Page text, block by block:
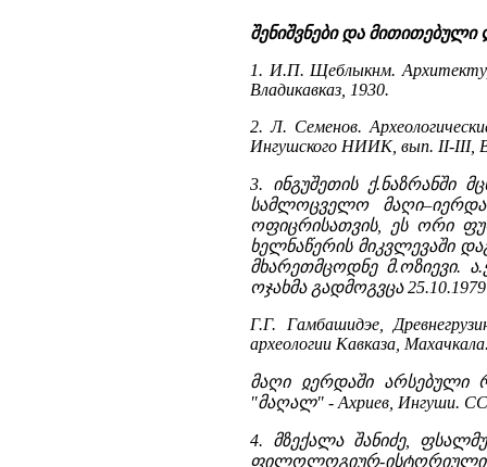
შენიშვნები და
1. И.П. Щеблыкнм.
Владикавказ, 1930.
2. Л. Семенов.
Ингушского НИИК, вып. II-III,
3. ინგუშეთის ქ.ნაზრანში
სამლოცველო
ოფიცრისათვის, ეს ორი
ხელნაწერის მიკვლევაში
მხარეთმცოდნე მ.ოზიევი.
ოჯახმა გადმოგვცა
Г.Г. Гамбашидэе,
археологии Кавказа,
მაღი ჲერდაში არსებული
"მაღალ" - Ахриев, Ингуши.
4. მზექალა შანიძე,
ფილოლოგიურ-ისტორიული